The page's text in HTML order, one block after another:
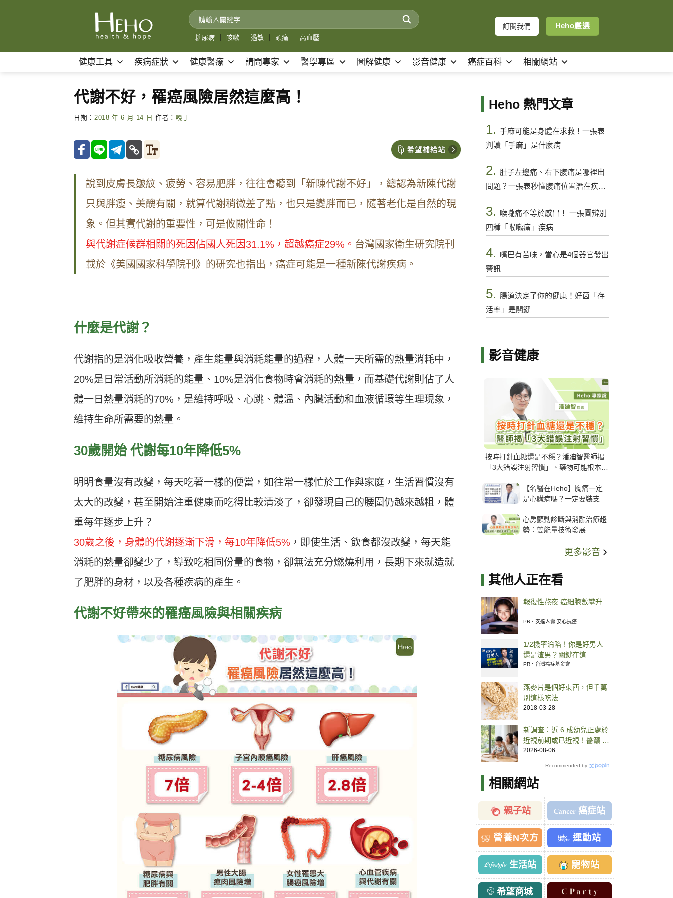
糖尿病 咳嗽 過敏 頭痛 高血壓
訂閱我們 Heho嚴選
健康工具 疾病症狀 健康醫療 請問專家 醫學專區 圖解健康 影音健康 癌症百科 相關網站
代謝不好，罹癌風險居然這麼高！
日期： 2018 年 6 月 14 日 作者： 嘎丁
說到皮膚長皺紋、疲勞、容易肥胖，往往會聽到「新陳代謝不好」，總認為新陳代謝
只與胖瘦、美醜有關，就算代謝稍微差了點，也只是變胖而已，隨著老化是自然的現
象。但其實代謝的重要性，可是攸關性命！
與代謝症候群相關的死因佔國人死因31.1%，超越癌症29%。 台灣國家衛生研究院刊
載於《美國國家科學院刊》的研究也指出，癌症可能是一種新陳代謝疾病。
什麼是代謝？
代謝指的是消化吸收營養，產生能量與消耗能量的過程，人體一天所需的熱量消耗中，
20%是日常活動所消耗的能量、10%是消化食物時會消耗的熱量，而基礎代謝則佔了人
體一日熱量消耗的70%，是維持呼吸、心跳、體溫、內臟活動和血液循環等生理現象，
維持生命所需要的熱量。
30歲開始 代謝每10年降低5%
明明食量沒有改變，每天吃著一樣的便當，如往常一樣忙於工作與家庭，生活習慣沒有
太大的改變，甚至開始注重健康而吃得比較清淡了，卻發現自己的腰圍仍越來越粗，體
重每年逐步上升？
30歲之後，身體的代謝逐漸下滑，每10年降低5% ，即使生活、飲食都沒改變，每天能
消耗的熱量卻變少了，導致吃相同份量的食物，卻無法充分燃燒利用，長期下來就造就
了肥胖的身材，以及各種疾病的產生。
代謝不好帶來的罹癌風險與相關疾病
Heho 熱門文章
1. 手麻可能是身體在求救！一張表
判讀「手麻」是什麼病
2. 肚子左邊痛、右下腹痛是哪裡出
問題？一張表秒懂腹痛位置潛在疾病
3.
喉嚨痛不等於感冒！ 一張圖辨別
四種「喉嚨痛」疾病
4. 嘴巴有苦味，當心是4個器官發出
警訊
5. 腸道決定了你的健康！好菌「存
活率」是關鍵
影音健康
按時打針血糖還是不穩？潘廸智醫師揭
「3大錯誤注射習慣」、藥物可能根本沒
【名醫在Heho】胸痛一定
是心臟病嗎？一定要裝支
解析支架種類、風險與選擇
關鍵
心房顫動診斷與消融治療趨
勢：雙能量技術發展
更多影音
其他人正在看
報復性熬夜 癌細胞數攀升
PR・安達人壽 安心抗癌
1/2機率淪陷！你是好男人
還是渣男？關鍵在這
PR・台灣癌症基金會
燕麥片是個好東西，但千萬
別這樣吃法
2018-03-28
新調查：近 6 成幼兒正處於
近視前期或已近視！醫籲 1
方法超前部署，守護孩子視
2026-08-06
Recommended by
相關網站
親子站 癌症站
營養N次方 運動站
生活站 寵物站
希望商城